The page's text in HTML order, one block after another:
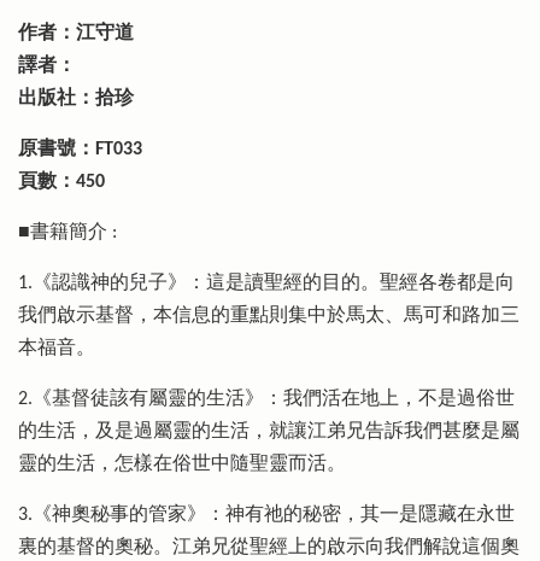
作者：江守道
譯者：
出版社：拾珍
原書號：FT033
頁數：450
■書籍簡介 :
1.《認識神的兒子》：這是讀聖經的目的。聖經各卷都是向
我們啟示基督，本信息的重點則集中於馬太、馬可和路加三
本福音。
2.《基督徒該有屬靈的生活》：我們活在地上，不是過俗世
的生活，及是過屬靈的生活，就讓江弟兄告訴我們甚麼是屬
靈的生活，怎樣在俗世中隨聖靈而活。
3.《神奧秘事的管家》：神有祂的秘密，其一是隱藏在永世
裏的基督的奧秘。江弟兄從聖經上的啟示向我們解說這個奧